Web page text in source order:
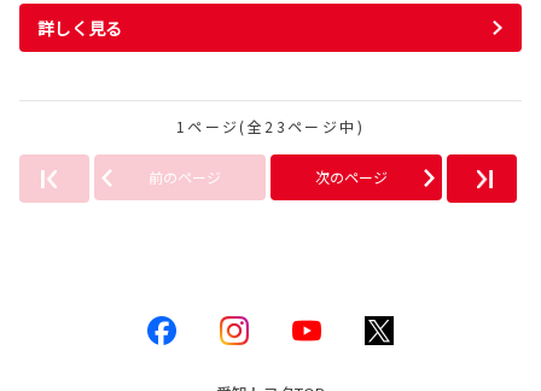
詳しく見る
1ページ(全23ページ中)
前のページ 次のページ